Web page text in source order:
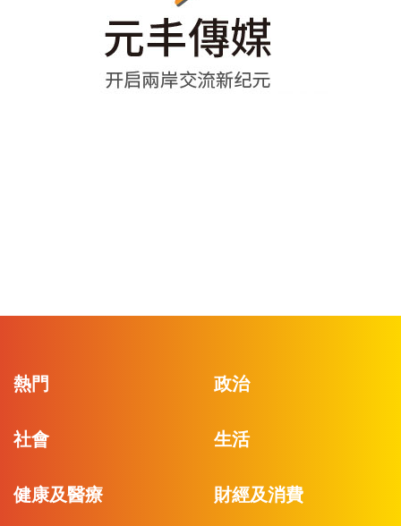
熱門 政治
社會 生活
健康及醫療 財經及消費